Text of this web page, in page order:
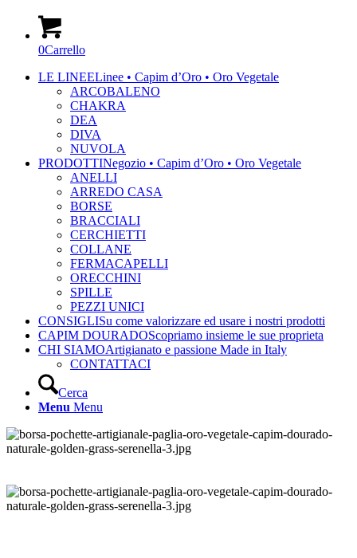
0Carrello
LE LINEELinee • Capim d’Oro • Oro Vegetale
ARCOBALENO
CHAKRA
DEA
DIVA
NUVOLA
PRODOTTINegozio • Capim d’Oro • Oro Vegetale
ANELLI
ARREDO CASA
BORSE
BRACCIALI
CERCHIETTI
COLLANE
FERMACAPELLI
ORECCHINI
SPILLE
PEZZI UNICI
CONSIGLISu come valorizzare ed usare i nostri prodotti
CAPIM DOURADOScopriamo insieme le sue proprieta
CHI SIAMOArtigianato e passione Made in Italy
CONTATTACI
Cerca
Menu Menu